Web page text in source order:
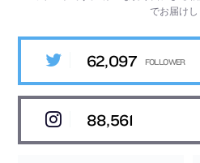
でお届けし
62,097
88,561